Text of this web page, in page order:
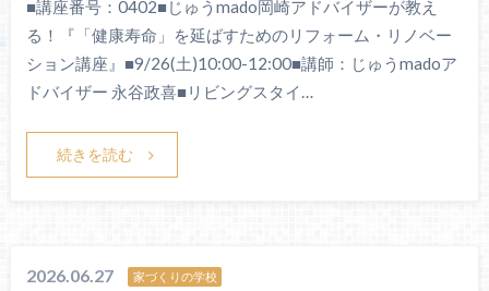
■講座番号：0402■じゅうmado岡崎アドバイザーが教え
る！『「健康寿命」を延ばすためのリフォーム・リノベー
ション講座』■9/26(土)10:00-12:00■講師：じゅうmadoア
ドバイザー 永谷政喜■リビングスタイ…
続きを読む
2026.06.27 家づくりの学校